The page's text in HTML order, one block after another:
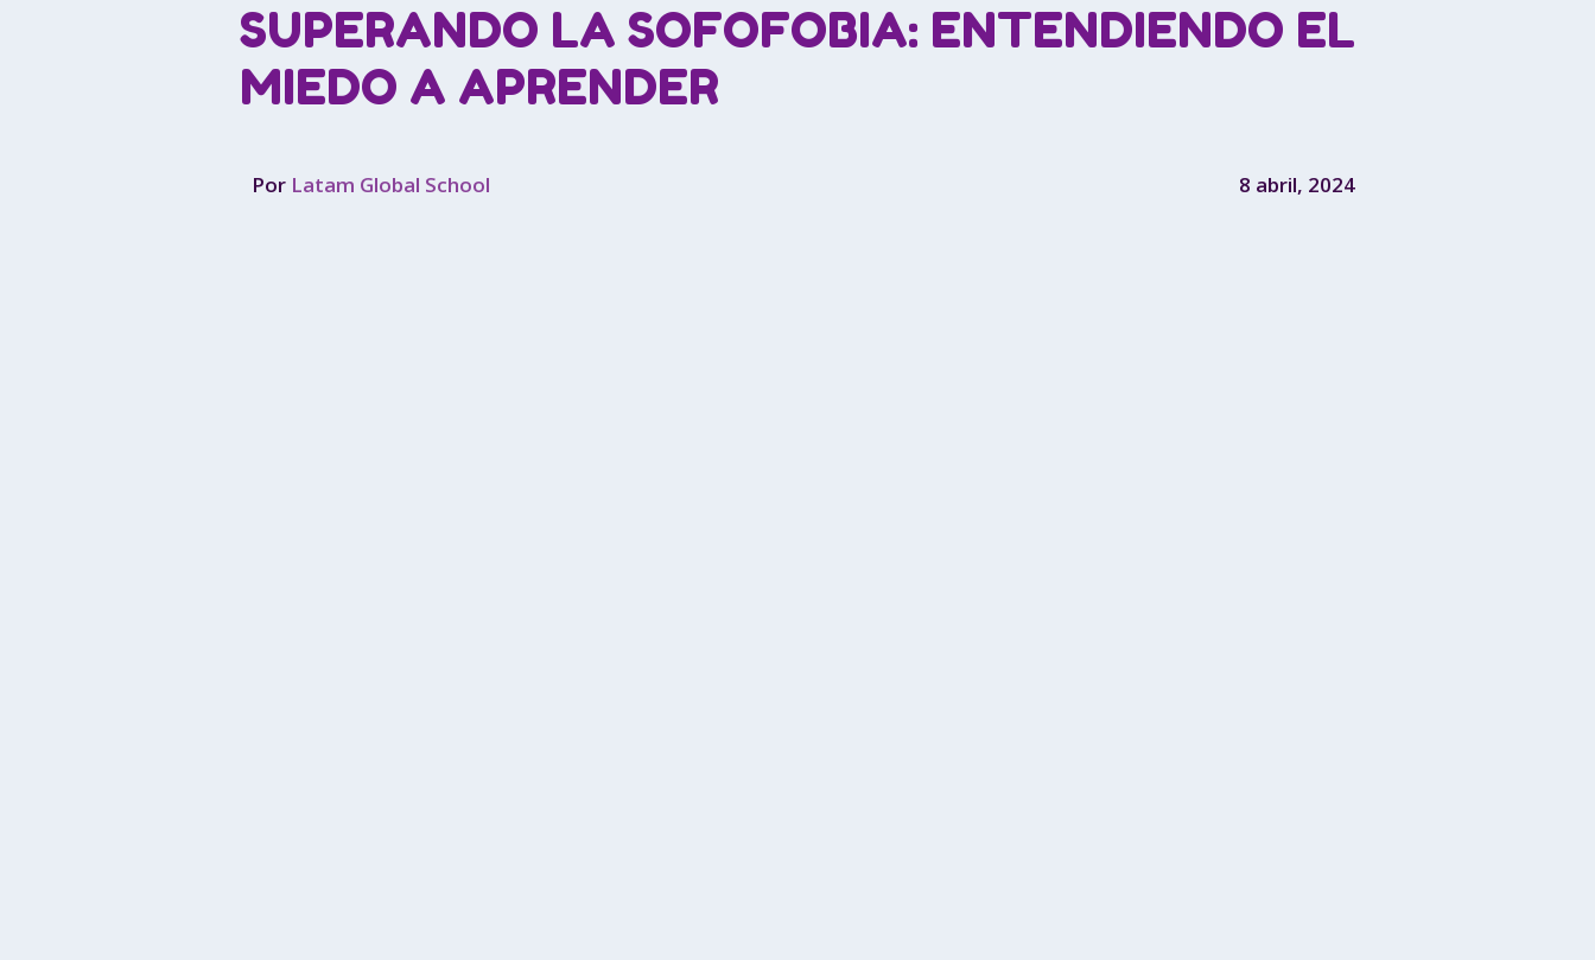
SUPERANDO LA SOFOFOBIA: ENTENDIENDO EL
MIEDO A APRENDER
Por Latam Global School 8 abril, 2024